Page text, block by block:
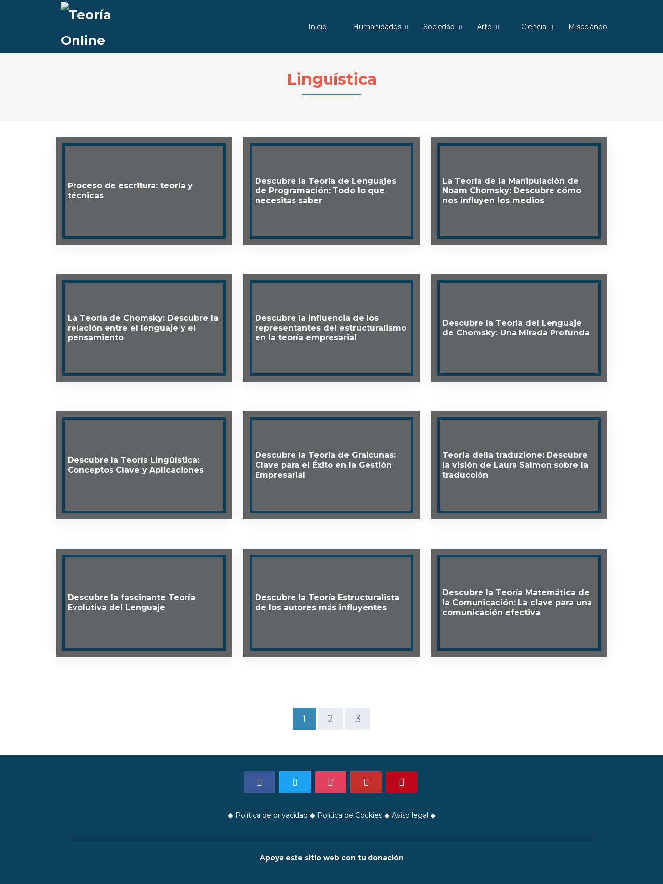
Inicio Humanidades Sociedad Arte Ciencia Misceláneo
Linguística
Proceso de escritura: teoría y
técnicas
Descubre la Teoría de Lenguajes
de Programación: Todo lo que
necesitas saber
La Teoría de la Manipulación de
Noam Chomsky: Descubre cómo
nos influyen los medios
La Teoría de Chomsky: Descubre la
relación entre el lenguaje y el
pensamiento
Descubre la influencia de los
representantes del estructuralismo
en la teoría empresarial
Descubre la Teoría del Lenguaje
de Chomsky: Una Mirada Profunda
Descubre la Teoría Lingüística:
Conceptos Clave y Aplicaciones
Descubre la Teoría de Graicunas:
Clave para el Éxito en la Gestión
Empresarial
Teoría della traduzione: Descubre
la visión de Laura Salmon sobre la
traducción
Descubre la fascinante Teoría
Evolutiva del Lenguaje
Descubre la Teoría Estructuralista
de los autores más influyentes
Descubre la Teoría Matemática de
la Comunicación: La clave para una
comunicación efectiva
1 2 3
◆ Política de privacidad ◆ Política de Cookies◆ Aviso legal ◆
Apoya este sitio web con tu donación